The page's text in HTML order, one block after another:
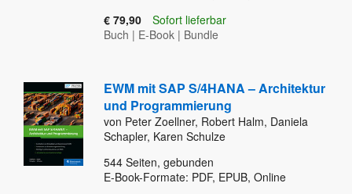
€ 79,90
Sofort lieferbar
Buch | E-Book | Bundle
EWM mit SAP S/4HANA – Architektur
und Programmierung
von Peter Zoellner, Robert Halm, Daniela
Schapler, Karen Schulze
544 Seiten, gebunden
E-Book-Formate: PDF, EPUB, Online